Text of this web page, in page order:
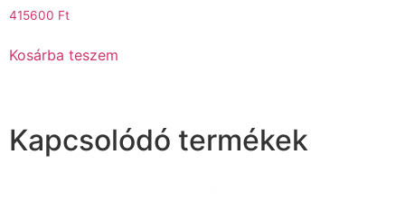
415600 Ft
Kosárba teszem
Kapcsolódó termékek